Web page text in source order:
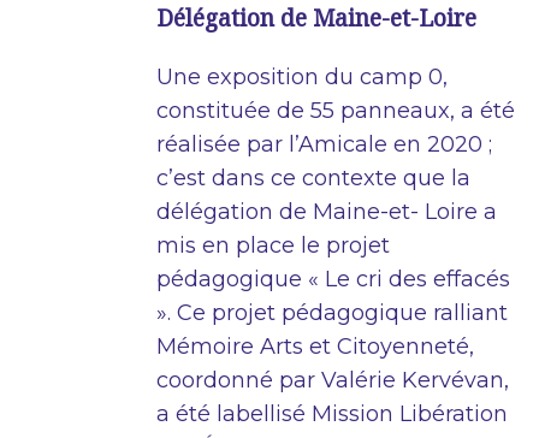
Délégation de Maine-et-Loire
Une exposition du camp 0,
constituée de 55 panneaux, a été
réalisée par l’Amicale en 2020 ;
c’est dans ce contexte que la
délégation de Maine-et- Loire a
mis en place le projet
pédagogique « Le cri des effacés
». Ce projet pédagogique ralliant
Mémoire Arts et Citoyenneté,
coordonné par Valérie Kervévan,
a été labellisé Mission Libération